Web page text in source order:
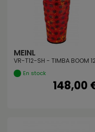
MEINL
VR-T12-SH - TIMBA BOOM
En stock
148,00